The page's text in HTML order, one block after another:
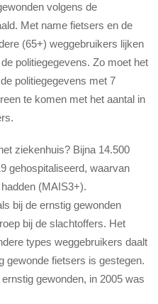
volgens de
Met name fietsers en de
(65+) weggebruikers lijken
politiegegevens. Zo moet het
politiegegevens met 7
te komen met het aantal in
ziekenhuis? Bijna 14.500
gehospitaliseerd, waarvan
(MAIS3+).
bij de ernstig gewonden
bij de slachtoffers. Het
types weggebruikers daalt
gewonde fietsers is gestegen.
gewonden, in 2005 was